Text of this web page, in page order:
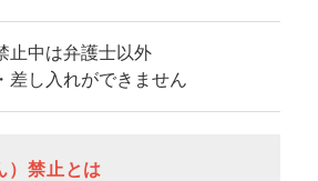
止中は弁護士以外
差し入れができません
）禁止とは